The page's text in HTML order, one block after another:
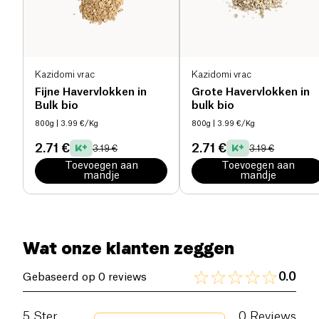
Kazidomi vrac
Fijne Havervlokken in
Bulk bio
800g | 3.99 €/Kg
2.71 € 3.19 €
Toevoegen aan
mandje
Kazidomi vrac
Grote Havervlokken in
bulk bio
800g | 3.99 €/Kg
2.71 € 3.19 €
Toevoegen aan
mandje
0.03 g
Wat onze klanten zeggen
Gebaseerd op 0 reviews 0.0